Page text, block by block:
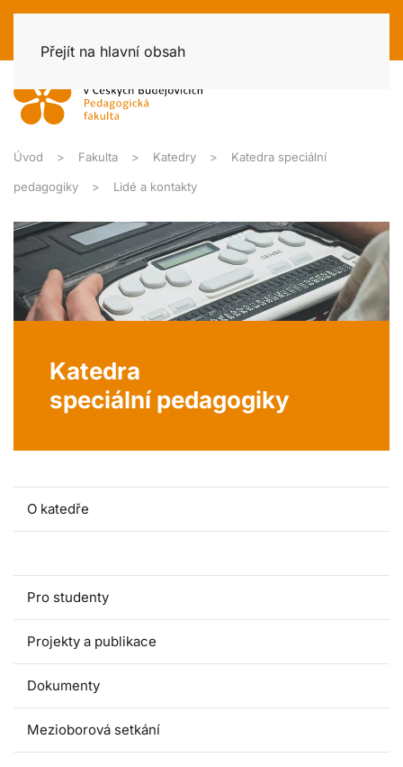
Přejít na hlavní obsah
Úvod Fakulta Katedry Katedra speciální
pedagogiky Lidé a kontakty
Katedra
speciální pedagogiky
O katedře
Pro studenty
Projekty a publikace
Dokumenty
Mezioborová setkání